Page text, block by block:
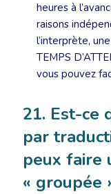
heures à
raisons
l’interprète,
TEMPS
vous pouvez
21. Est-ce
par
peux faire
« groupée